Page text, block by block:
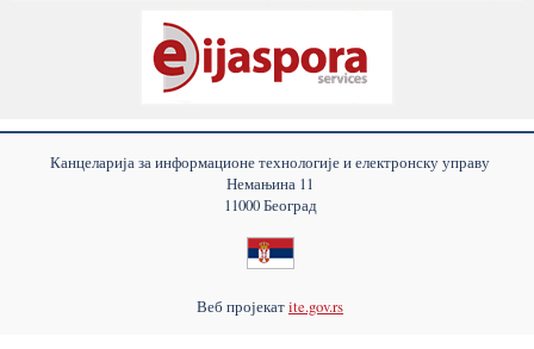
Канцеларија за информационе технологије и електронску управу
Немањина 11
11000 Београд
Веб пројекатite.gov.rs